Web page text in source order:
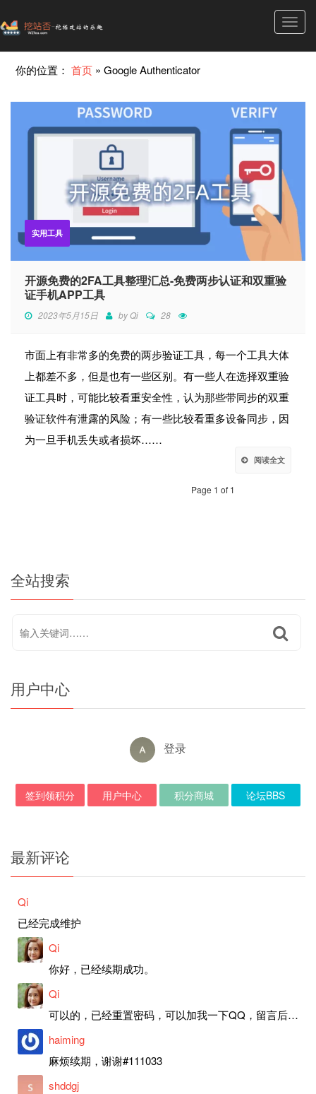
你的位置：首页 »Google Authenticator
实用工具
开源免费的2FA工具整理汇总-免费两步认证和双重验
证手机APP工具
2023年5月15日 byQi 28
市面上有非常多的免费的两步验证工具，每一个工具大体
上都差不多，但是也有一些区别。有一些人在选择双重验
证工具时，可能比较看重安全性，认为那些带同步的双重
验证软件有泄露的风险；有一些比较看重多设备同步，因
为一旦手机丢失或者损坏……
阅读全文
Page 1 of 1
全站搜索
用户中心
登录
签到领积分 用户中心 积分商城 论坛BBS
最新评论
Qi
已经完成维护
Qi
你好，已经续期成功。
Qi
可以的，已经重置密码，可以加我一下QQ，留言后我就发密码给你。
haiming
麻烦续期，谢谢#111033
shddgj